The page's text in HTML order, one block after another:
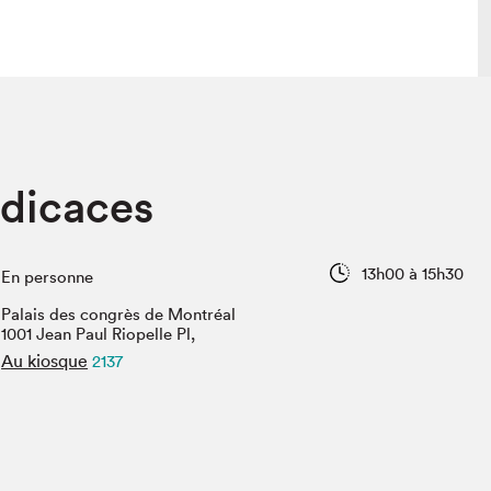
Vidéos et balados
En personne
13h00 à 15h30
Palais des congrès de Montréal
1001 Jean Paul Riopelle Pl,
Au kiosque 2137